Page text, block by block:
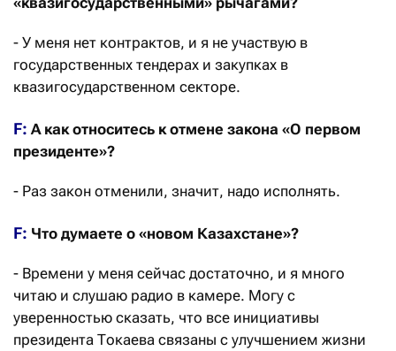
- У меня нет контрактов, и я не участвую в
государственных тендерах и закупках в
квазигосударственном секторе.
F: А как относитесь к отмене закона «О первом
президенте»?
- Раз закон отменили, значит, надо исполнять.
F: Что думаете о «новом Казахстане»?
- Времени у меня сейчас достаточно, и я много
читаю и слушаю радио в камере. Могу с
уверенностью сказать, что все инициативы
президента Токаева связаны с улучшением жизни